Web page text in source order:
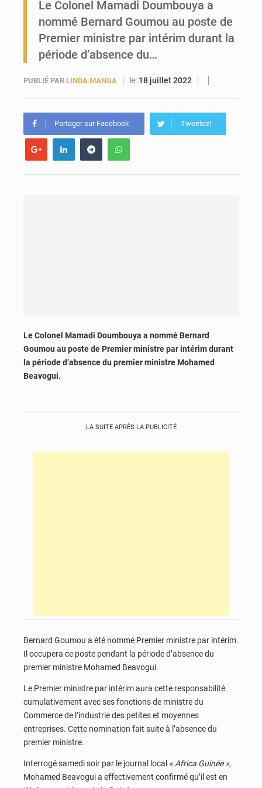
Forces Vives en Guinée : la coalition critique la gestion de Mamadi Doumbouya
Le Colonel Mamadi Doumbouya a
nommé Bernard Goumou au poste de
Premier ministre par intérim durant la
période d’absence du…
PUBLIÉ PAR LINDA MANGA le: 18 juillet 2022
Partager sur Facebook Tweetez!
Le Colonel Mamadi Doumbouya a nommé Bernard
Goumou au poste de Premier ministre par intérim durant
la période d’absence du premier ministre Mohamed
Beavogui.
LA SUITE APRÈS LA PUBLICITÉ
Bernard Goumou a été nommé Premier ministre par intérim.
Il occupera ce poste pendant la période d’absence du
premier ministre Mohamed Beavogui.
Le Premier ministre par intérim aura cette responsabilité
cumulativement avec ses fonctions de ministre du
Commerce de l’industrie des petites et moyennes
entreprises. Cette nomination fait suite à l’absence du
premier ministre.
Interrogé samedi soir par le journal local « Africa Guinée »,
Mohamed Beavogui a effectivement confirmé qu’il est en